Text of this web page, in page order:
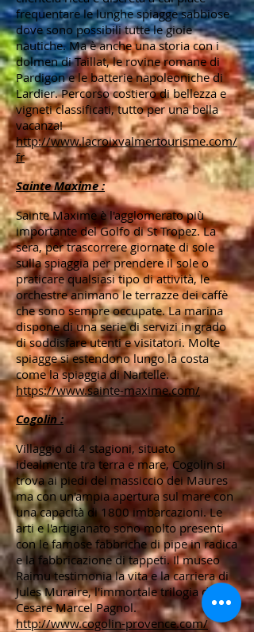
frequentare le lunghe spiagge sabbiose
dove sono possibili tutte le gioie
nautiche. Ma è anche una storia con i
dolmen di Taillat, le rovine romane di
Pardigon e le batterie napoleoniche di
Lardier. Percorso costiero di bellezza e
vigneti classificati, tutto per una bella
vacanza!
http://www.lacroixvalmertourisme.com/
fr
Sainte Maxime :
Sainte Maxime è l'agglomerato più
importante del Golfo di St Tropez. La
sera, per trascorrere giornate di sole
sulla spiaggia per prendere il sole o
praticare qualsiasi tipo di attività, le
orchestre animano le terrazze dei caffè
che sono sempre occupate. La marina
dispone di una serie di servizi in grado
di soddisfare utenti e visitatori. Molte
spiagge si estendono lungo la costa
come la spiaggia di Nartelle.
https://www.sainte-maxime.com/
Cogolin :
Villaggio di 4 stagioni, situato
idealmente tra terra e mare, Cogolin si
trova ai piedi del massiccio dei Maures
ma con un'ampia apertura sul mare con
una capacità di 1800 imbarcazioni. Le
arti e l'artigianato sono molto presenti
con le famose fabbriche di pipe in radica
e la fabbricazione di tappeti. Il museo
Raimu testimonia la vita e la carriera di
Jules Muraire, l'immortale trilogia di
Cesare Marcel Pagnol.
http://www.cogolin-provence.com/